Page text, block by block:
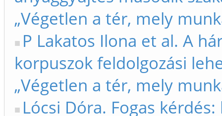
„Végetlen a tér, mely
P Lakatos Ilona et al. A
korpuszok feldolgozási
„Végetlen a tér, mely
Lócsi Dóra. Fogas